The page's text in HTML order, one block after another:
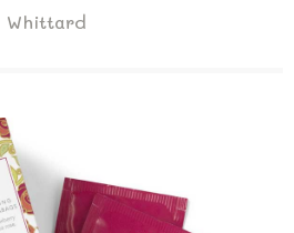
Whittard